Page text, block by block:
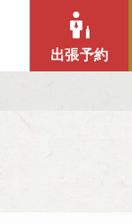
出張予約